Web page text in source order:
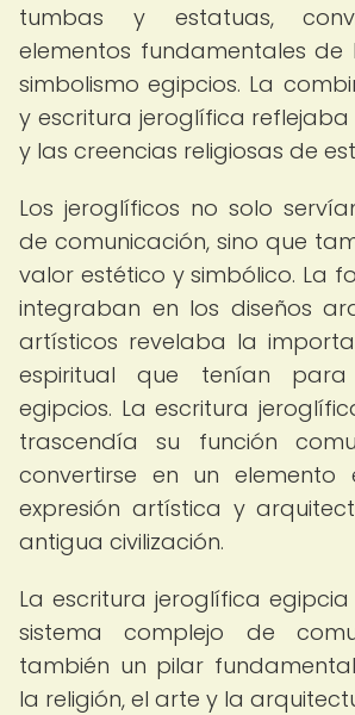
tumbas y estatuas,
elementos fundamentales de
simbolismo egipcios. La
y escritura jeroglífica reflejaba
y las creencias religiosas de
Los jeroglíficos no solo
de comunicación, sino que
valor estético y simbólico. La
integraban en los diseños
artísticos revelaba la
espiritual que tenían
egipcios. La escritura
trascendía su función
convertirse en un elemento
expresión artística y
antigua civilización.
La escritura jeroglífica
sistema complejo de
también un pilar
la religión, el arte y la